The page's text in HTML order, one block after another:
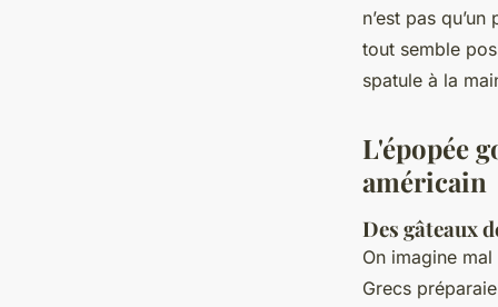
n’est pas
tout semble
spatule à la
L'épopée
américain
Des gâteaux
On imagine
Grecs